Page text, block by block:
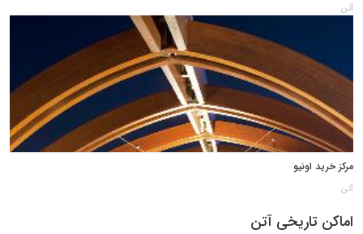
آتن
مرکز خرید اونیو
آتن
اماکن تاریخی آتن